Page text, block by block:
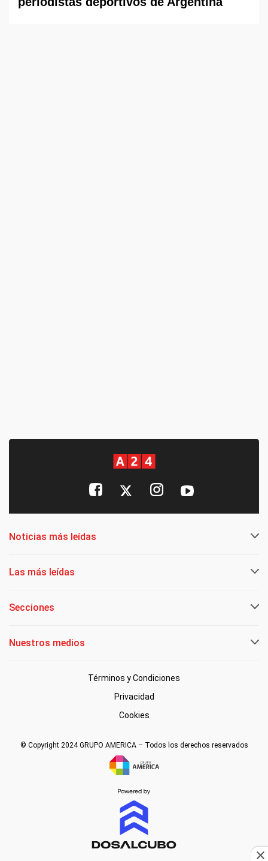
Noticias más leídas
Las más leídas
Secciones
Nuestros medios
Términos y Condiciones
Privacidad
Cookies
© Copyright 2024 GRUPO AMERICA – Todos los derechos reservados